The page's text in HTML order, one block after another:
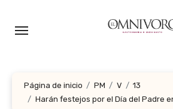
Página de inicio PM V
13
Harán festejos por el Día del Padre